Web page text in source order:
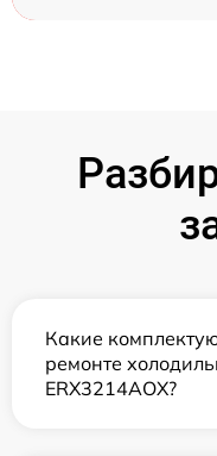
Какие
ремонте
ERX3214AOX?